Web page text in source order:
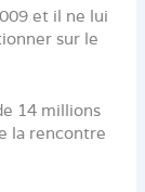
et il ne lui
sur le
14 millions
la rencontre